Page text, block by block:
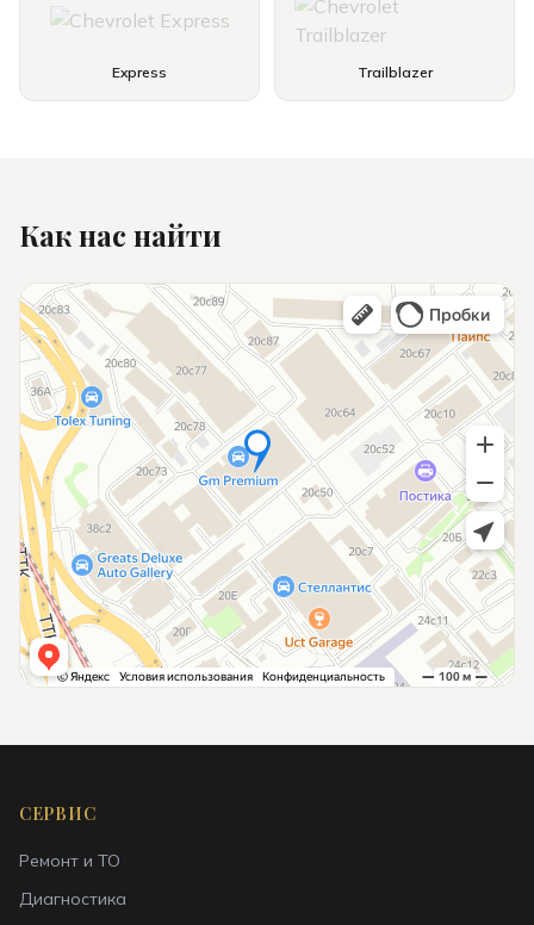
Express Trailblazer
Как нас найти
СЕРВИС
Ремонт и ТО
Диагностика